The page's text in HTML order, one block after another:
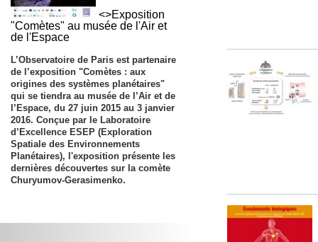
<>Exposition
"Comètes" au musée de l'Air et
de l'Espace
L’Observatoire de Paris est partenaire
de l’exposition "Comètes : aux
origines des systèmes planétaires"
qui se tiendra au musée de l’Air et de
l’Espace, du 27 juin 2015 au 3 janvier
2016. Conçue par le Laboratoire
d’Excellence ESEP (Exploration
Spatiale des Environnements
Planétaires), l'exposition présente les
dernières découvertes sur la comète
Churyumov-Gerasimenko.